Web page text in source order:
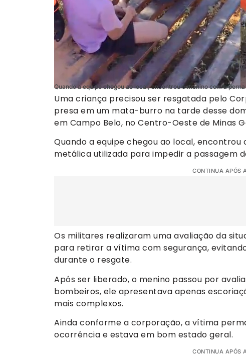
Quando a equipe chegou ao local, encontrou o menino com a
Uma criança precisou ser resgatada pelo
presa em um mata-burro na tarde desse
em Campo Belo, no Centro-Oeste de Minas
Quando a equipe chegou ao local,
metálica utilizada para impedir a passagem
CONTINUA APÓS
Os militares realizaram uma avaliação da
para retirar a vítima com segurança,
durante o resgate.
Após ser liberado, o menino passou por
bombeiros, ele apresentava apenas
mais complexos.
Ainda conforme a corporação, a vítima
ocorrência e estava em bom estado geral.
CONTINUA APÓS